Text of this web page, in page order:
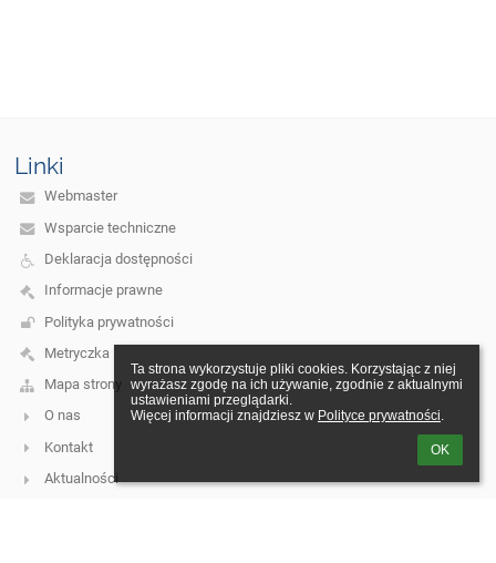
Ta strona wykorzystuje pliki cookies. Korzystając z niej
wyrażasz zgodę na ich używanie, zgodnie z aktualnymi
ustawieniami przeglądarki.
Więcej informacji znajdziesz w Polityce prywatności.
OK
Linki
Webmaster
Wsparcie techniczne
Deklaracja dostępności
Informacje prawne
Polityka prywatności
Metryczka
Mapa strony
O nas
Kontakt
Aktualności